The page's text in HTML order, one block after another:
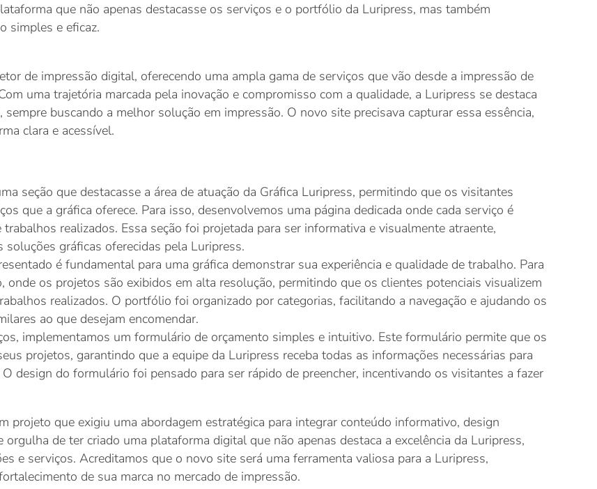
que não apenas destacasse os serviços e o portfólio da Luripress, mas também
simples e eficaz.
de impressão digital, oferecendo uma ampla gama de serviços que vão desde a impressão de
uma trajetória marcada pela inovação e compromisso com a qualidade, a Luripress se destaca
buscando a melhor solução em impressão. O novo site precisava capturar essa essência,
clara e acessível.
seção que destacasse a área de atuação da Gráfica Luripress, permitindo que os visitantes
que a gráfica oferece. Para isso, desenvolvemos uma página dedicada onde cada serviço é
realizados. Essa seção foi projetada para ser informativa e visualmente atraente,
gráficas oferecidas pela Luripress.
é fundamental para uma gráfica demonstrar sua experiência e qualidade de trabalho. Para
os projetos são exibidos em alta resolução, permitindo que os clientes potenciais visualizem
realizados. O portfólio foi organizado por categorias, facilitando a navegação e ajudando os
ao que desejam encomendar.
implementamos um formulário de orçamento simples e intuitivo. Este formulário permite que os
projetos, garantindo que a equipe da Luripress receba todas as informações necessárias para
design do formulário foi pensado para ser rápido de preencher, incentivando os visitantes a fazer
projeto que exigiu uma abordagem estratégica para integrar conteúdo informativo, design
de ter criado uma plataforma digital que não apenas destaca a excelência da Luripress,
e serviços. Acreditamos que o novo site será uma ferramenta valiosa para a Luripress,
de sua marca no mercado de impressão.